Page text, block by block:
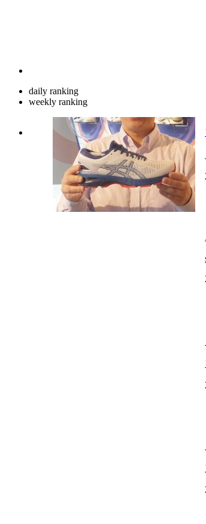
daily ranking
weekly ranking